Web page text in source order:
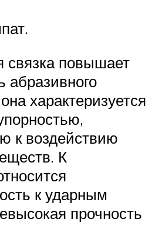
связка повышает
абразивного
характеризуется
к воздействию
К
к ударным
прочность